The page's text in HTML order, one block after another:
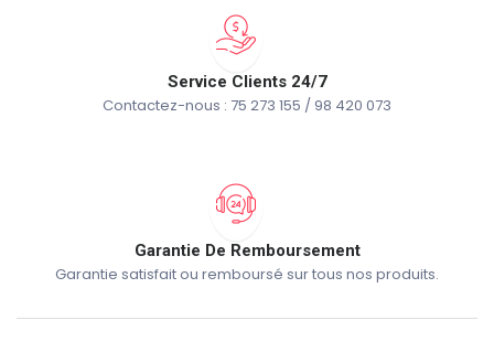
Service Clients 24/7
Contactez-nous : 75 273 155 / 98 420 073
Garantie De Remboursement
Garantie satisfait ou remboursé sur tous nos produits.